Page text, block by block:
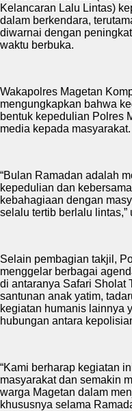
Kelancaran Lalu Lintas)
dalam berkendara,
diwarnai dengan
waktu berbuka.
Wakapolres Magetan
mengungkapkan bahwa
bentuk kepedulian Polres
media kepada masyarakat.
“Bulan Ramadan adalah
kepedulian dan
kebahagiaan dengan
selalu tertib berlalu lintas,”
Selain pembagian takjil,
menggelar berbagai
di antaranya Safari Sholat
santunan anak yatim,
kegiatan humanis lainnya
hubungan antara
“Kami berharap kegiatan
masyarakat dan semakin
warga Magetan dalam
khususnya selama